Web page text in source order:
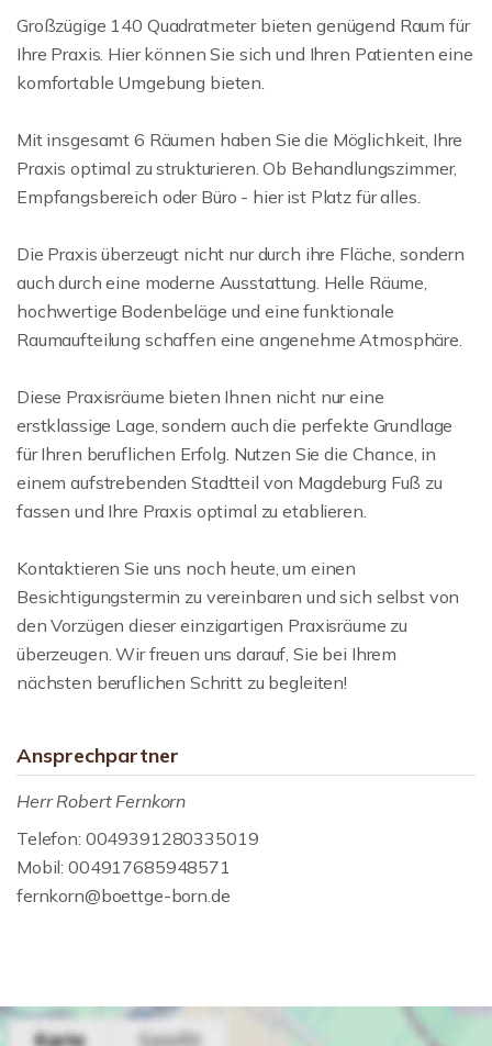
Großzügige 140 Quadratmeter bieten genügend Raum für
Ihre Praxis. Hier können Sie sich und Ihren Patienten eine
komfortable Umgebung bieten.
Mit insgesamt 6 Räumen haben Sie die Möglichkeit, Ihre
Praxis optimal zu strukturieren. Ob Behandlungszimmer,
Empfangsbereich oder Büro - hier ist Platz für alles.
Die Praxis überzeugt nicht nur durch ihre Fläche, sondern
auch durch eine moderne Ausstattung. Helle Räume,
hochwertige Bodenbeläge und eine funktionale
Raumaufteilung schaffen eine angenehme Atmosphäre.
Diese Praxisräume bieten Ihnen nicht nur eine
erstklassige Lage, sondern auch die perfekte Grundlage
für Ihren beruflichen Erfolg. Nutzen Sie die Chance, in
einem aufstrebenden Stadtteil von Magdeburg Fuß zu
fassen und Ihre Praxis optimal zu etablieren.
Kontaktieren Sie uns noch heute, um einen
Besichtigungstermin zu vereinbaren und sich selbst von
den Vorzügen dieser einzigartigen Praxisräume zu
überzeugen. Wir freuen uns darauf, Sie bei Ihrem
nächsten beruflichen Schritt zu begleiten!
Ansprechpartner
Herr Robert Fernkorn
Telefon: 0049391280335019
Mobil: 004917685948571
fernkorn@boettge-born.de